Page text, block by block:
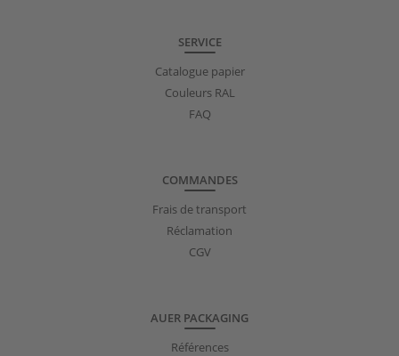
SERVICE
Catalogue papier
Couleurs RAL
FAQ
COMMANDES
Frais de transport
Réclamation
CGV
AUER PACKAGING
Références